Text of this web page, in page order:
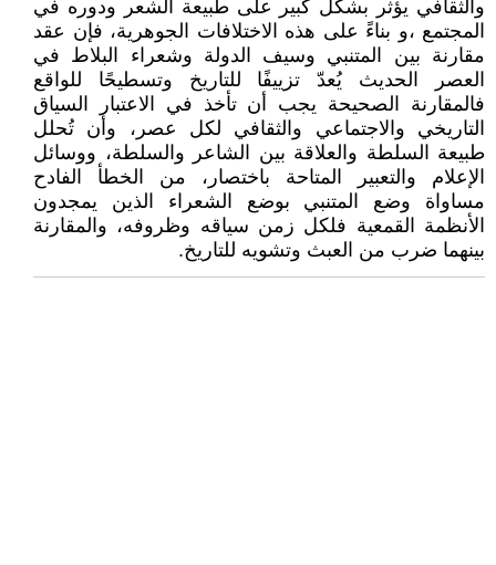
والثقافي يؤثر بشكل كبير على طبيعة الشعر ودوره في
المجتمع ،و بناءً على هذه الاختلافات الجوهرية، فإن عقد
مقارنة بين المتنبي وسيف الدولة وشعراء البلاط في
العصر الحديث يُعدّ تزييفًا للتاريخ وتسطيحًا للواقع
فالمقارنة الصحيحة يجب أن تأخذ في الاعتبار السياق
التاريخي والاجتماعي والثقافي لكل عصر، وأن تُحلل
طبيعة السلطة والعلاقة بين الشاعر والسلطة، ووسائل
الإعلام والتعبير المتاحة باختصار، من الخطأ الفادح
مساواة وضع المتنبي بوضع الشعراء الذين يمجدون
الأنظمة القمعية فلكل زمن سياقه وظروفه، والمقارنة
بينهما ضرب من العبث وتشويه للتاريخ.